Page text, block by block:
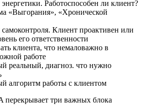
Работоспособен ли клиент?
«Выгорания», «Хронической
Клиент проактивен или
его ответственности
клиента, что немаловажно в
работе
реальный, диагноз. что нужно
алгоритм работы с клиентом
перекрывает три важных блока